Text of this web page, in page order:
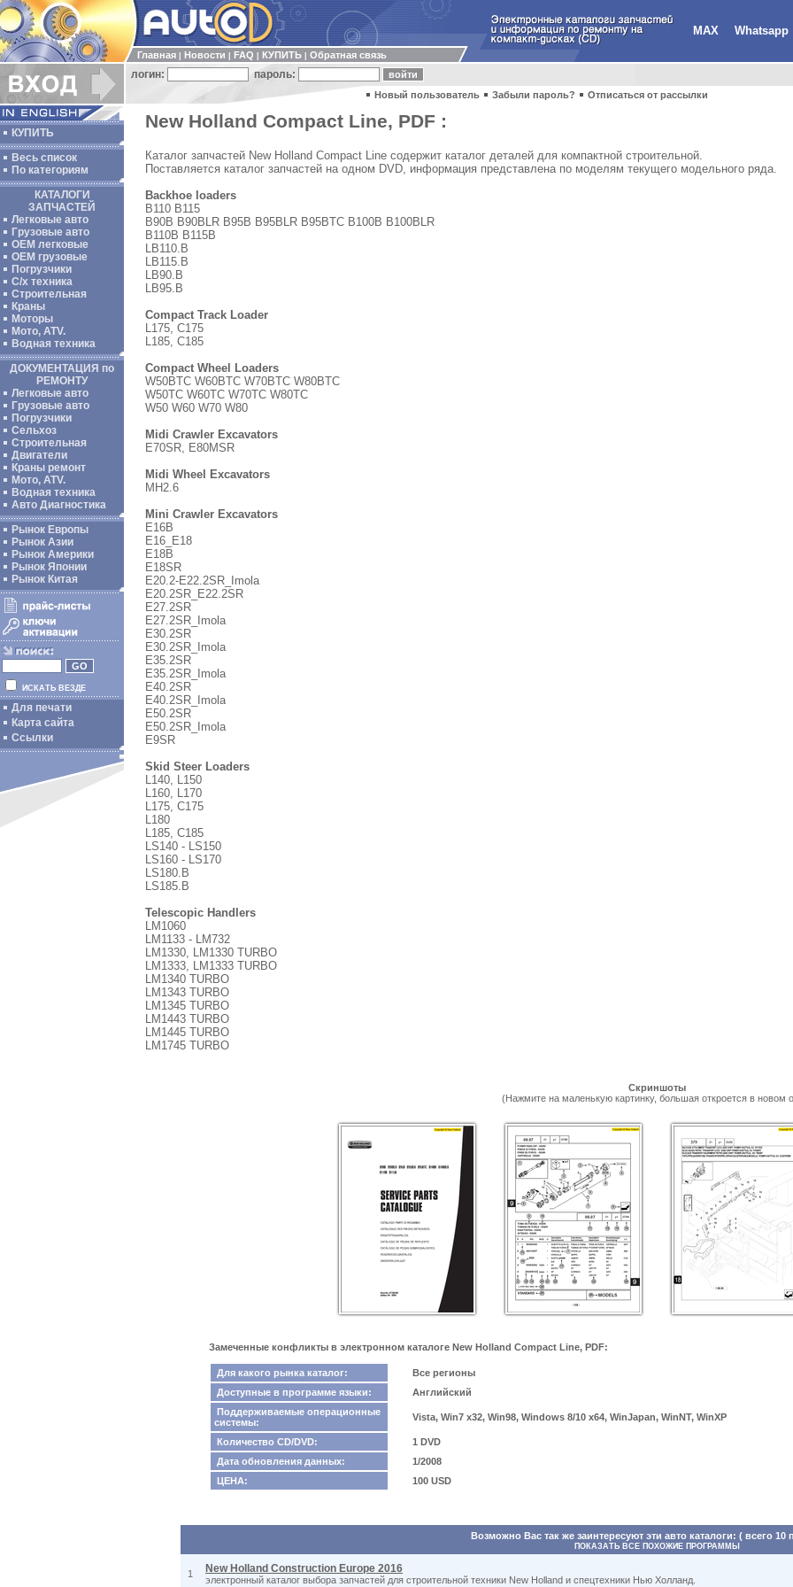
MAX Whatsapp
Главная Новости FAQ КУПИТЬ Обратная связь
логин: пароль:
Новый пользователь Забыли пароль? Отписаться от рассылки
КУПИТЬ
Весь список
По категориям
КАТАЛОГИ
ЗАПЧАСТЕЙ
Легковые авто
Грузовые авто
ОЕМ легковые
OEM грузовые
Погрузчики
С/х техника
Строительная
Краны
Моторы
Мото, ATV.
Водная техника
ДОКУМЕНТАЦИЯ по
РЕМОНТУ
Легковые авто
Грузовые авто
Погрузчики
Сельхоз
Строительная
Двигатели
Краны ремонт
Мото, ATV.
Водная техника
Авто Диагностика
Рынок Европы
Рынок Азии
Рынок Америки
Рынок Японии
Рынок Китая
ИСКАТЬ ВЕЗДЕ
Для печати
Карта сайта
Ссылки
New Holland Compact Line, PDF :
Каталог запчастей New Holland Compact Line содержит каталог деталей для компактной строительной.
Поставляется каталог запчастей на одном DVD, информация представлена по моделям текущего модельного ряда.
Backhoe loaders
B110 B115
B90B B90BLR B95B B95BLR B95BTC B100B B100BLR
B110B B115B
LB110.B
LB115.B
LB90.B
LB95.B
Compact Track Loader
L175, C175
L185, C185
Compact Wheel Loaders
W50BTC W60BTC W70BTC W80BTC
W50TC W60TC W70TC W80TC
W50 W60 W70 W80
Midi Crawler Excavators
E70SR, E80MSR
Midi Wheel Excavators
MH2.6
Mini Crawler Excavators
E16B
E16_E18
E18B
E18SR
E20.2-E22.2SR_Imola
E20.2SR_E22.2SR
E27.2SR
E27.2SR_Imola
E30.2SR
E30.2SR_Imola
E35.2SR
E35.2SR_Imola
E40.2SR
E40.2SR_Imola
E50.2SR
E50.2SR_Imola
E9SR
Skid Steer Loaders
L140, L150
L160, L170
L175, C175
L180
L185, C185
LS140 - LS150
LS160 - LS170
LS180.B
LS185.B
Telescopic Handlers
LM1060
LM1133 - LM732
LM1330, LM1330 TURBO
LM1333, LM1333 TURBO
LM1340 TURBO
LM1343 TURBO
LM1345 TURBO
LM1443 TURBO
LM1445 TURBO
LM1745 TURBO
Скриншоты
(Нажмите на маленькую картинку, большая откроется в новом
Замеченные конфликты в электронном каталоге New Holland Compact Line, PDF:
Для какого рынка каталог:
Все регионы
Доступные в программе языки:
Английский
Поддерживаемые операционные
системы:
Vista, Win7 x32, Win98, Windows 8/10 x64, WinJapan, WinNT, WinXP
Количество CD/DVD:
1 DVD
Дата обновления данных:
1/2008
ЦЕНА:
100 USD
Возможно Вас так же заинтересуют эти авто каталоги: ( всего 10
ПОКАЗАТЬ ВСЕ ПОХОЖИЕ ПРОГРАММЫ
1 New Holland Construction Europe 2016
электронный каталог выбора запчастей для строительной техники New Holland и спецтехники Нью Холланд.